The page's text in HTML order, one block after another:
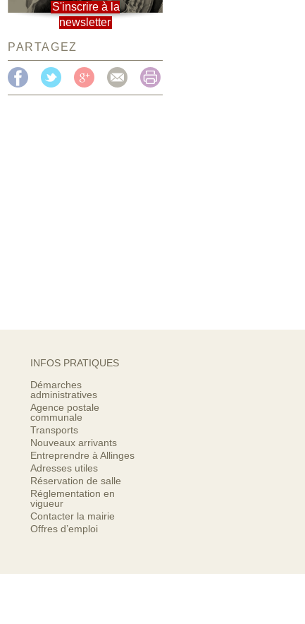
S'inscrire à la
newsletter
PARTAGEZ
INFOS PRATIQUES
Démarches
administratives
Agence postale
communale
Transports
Nouveaux arrivants
Entreprendre à Allinges
Adresses utiles
Réservation de salle
Réglementation en
vigueur
Contacter la mairie
Offres d’emploi